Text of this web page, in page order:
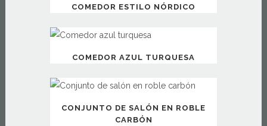
COMEDOR ESTILO NÓRDICO
COMEDOR AZUL TURQUESA
CONJUNTO DE SALÓN EN ROBLE
CARBÓN